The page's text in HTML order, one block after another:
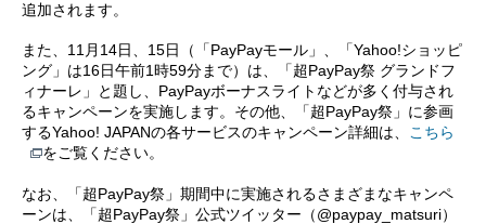
追加されます。
また、11月14日、15日（「PayPayモール」、「Yahoo!ショッピ
ング」は16日午前1時59分まで）は、「超PayPay祭 グランドフ
ィナーレ」と題し、PayPayボーナスライトなどが多く付与され
るキャンペーンを実施します。その他、「超PayPay祭」に参画
するYahoo! JAPANの各サービスのキャンペーン詳細は、 こちら
をご覧ください。
なお、「超PayPay祭」期間中に実施されるさまざまなキャンペ
ーンは、「超PayPay祭」公式ツイッター（@paypay_matsuri）